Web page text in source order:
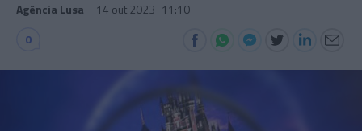
Agência Lusa 14 out 2023 11:10
0